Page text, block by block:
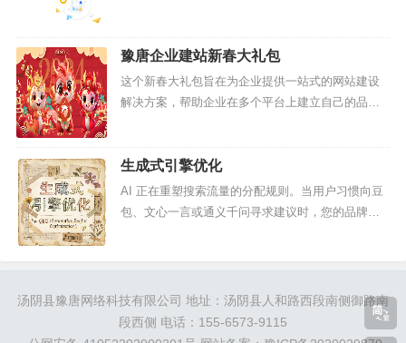
小程序
我的
"常用服务"展现推荐、历史，"我的小程序"展现关注过
的小程序
智能小程序中心
可从"我的"入口进入，含搜索、榜单、推荐、分类等模
块。
品牌支持
容挂载文章、视频、...
豫唐企业建站新春大礼包
这个新春大礼包旨在为企业提供一站式的网站建设
解决方案，帮助企业在多个平台上建立自己的品牌
这个大礼包轻松搭建自己的...
生成式引擎优化
AI 正在重塑搜索流量的分配规则。当用户习惯向豆
包、文心一言或通义千问寻求建议时，您的品牌能
汤阴县豫唐网络科技有限公司 地址：汤阴县人和路西段南侧御路南
段西侧 电话：155-6573-9115